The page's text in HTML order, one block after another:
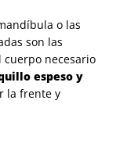
o las
son las
cuerpo necesario
espeso y
la frente y